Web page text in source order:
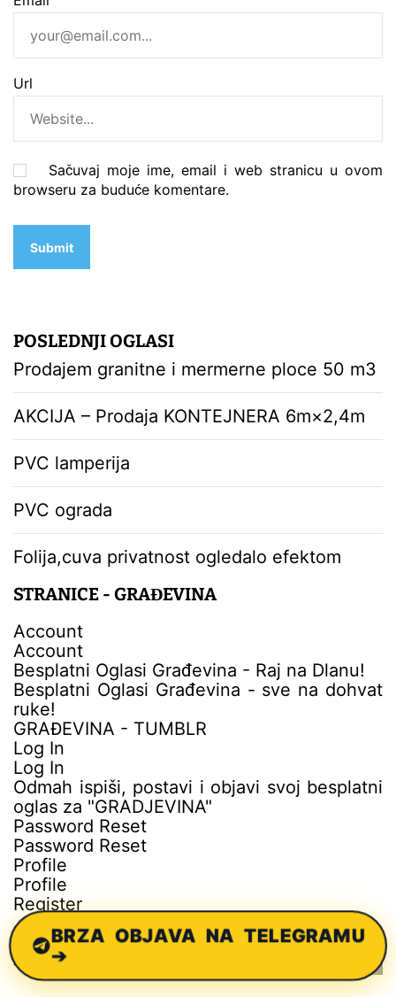
BRZA OBJAVA NA TELEGRAMU
➔
Url
Sačuvaj moje ime, email i web stranicu u ovom
browseru za buduće komentare.
POSLEDNJI OGLASI
Prodajem granitne i mermerne ploce 50 m3
AKCIJA – Prodaja KONTEJNERA 6m×2,4m
PVC lamperija
PVC ograda
Folija,cuva privatnost ogledalo efektom
STRANICE - GRAĐEVINA
Account
Account
Besplatni Oglasi Građevina - Raj na Dlanu!
Besplatni Oglasi Građevina - sve na dohvat
ruke!
GRAĐEVINA - TUMBLR
Log In
Log In
Odmah ispiši, postavi i objavi svoj besplatni
oglas za "GRADJEVINA"
Password Reset
Password Reset
Profile
Profile
Register
MOŽDA ĆE VAM SE TAKOĐE SVIDETI: